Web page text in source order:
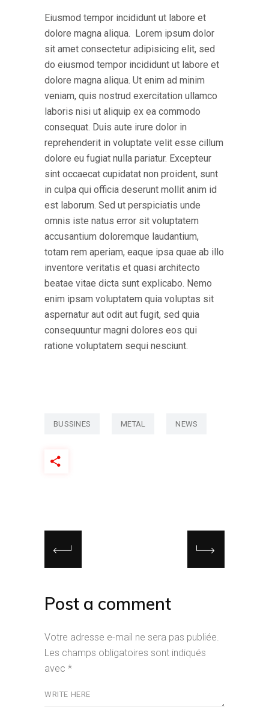
Eiusmod tempor incididunt ut labore et
dolore magna aliqua. Lorem ipsum dolor
sit amet consectetur adipisicing elit, sed
do eiusmod tempor incididunt ut labore et
dolore magna aliqua. Ut enim ad minim
veniam, quis nostrud exercitation ullamco
laboris nisi ut aliquip ex ea commodo
consequat. Duis aute irure dolor in
reprehenderit in voluptate velit esse cillum
dolore eu fugiat nulla pariatur. Excepteur
sint occaecat cupidatat non proident, sunt
in culpa qui officia deserunt mollit anim id
est laborum. Sed ut perspiciatis unde
omnis iste natus error sit voluptatem
accusantium doloremque laudantium,
totam rem aperiam, eaque ipsa quae ab illo
inventore veritatis et quasi architecto
beatae vitae dicta sunt explicabo. Nemo
enim ipsam voluptatem quia voluptas sit
aspernatur aut odit aut fugit, sed quia
consequuntur magni dolores eos qui
ratione voluptatem sequi nesciunt.
BUSSINES METAL NEWS
Post a comment
Votre adresse e-mail ne sera pas publiée.
Les champs obligatoires sont indiqués
avec *